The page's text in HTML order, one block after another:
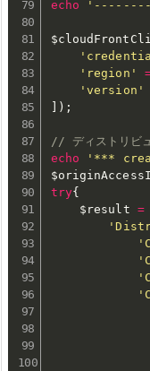
echo
'region'
'version'
) ;
// ディストリビ
echo
'***
try{
$result =